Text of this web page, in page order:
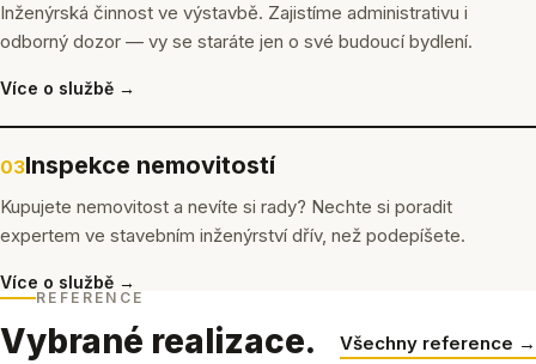
Inženýrská činnost ve výstavbě. Zajistíme administrativu i
odborný dozor — vy se staráte jen o své budoucí bydlení.
Více o službě →
03Inspekce nemovitostí
Kupujete nemovitost a nevíte si rady? Nechte si poradit
expertem ve stavebním inženýrství dřív, než podepíšete.
Více o službě →
REFERENCE
Vybrané realizace. Všechny reference →